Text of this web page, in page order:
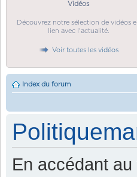
Vidéos
Découvrez notre sélection de vidéos
lien avec l'actualité.
Voir toutes les vidéos
Index du forum
En accédant au